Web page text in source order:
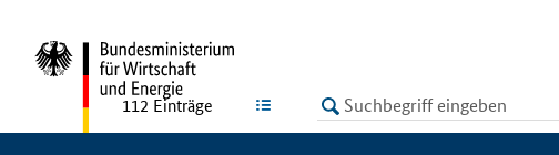
LISTE
112 Einträge